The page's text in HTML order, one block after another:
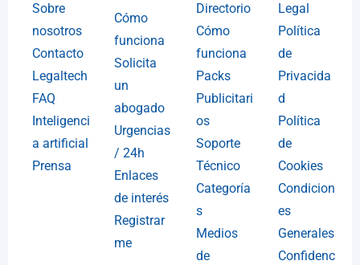
Sobre
nosotros
Contacto
Legaltech
FAQ
Inteligenci
a artificial
Prensa
Cómo
funciona
Solicita
un
abogado
Urgencias
/ 24h
Enlaces
de interés
Registrar
me
Directorio
Cómo
funciona
Packs
Publicitari
os
Soporte
Técnico
Categoría
s
Medios
de
Legal
Política
de
Privacida
d
Política
de
Cookies
Condicion
es
Generales
Confidenc